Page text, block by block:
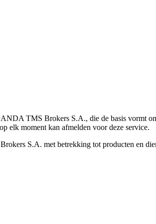
TMS Brokers S.A., die de basis vormt
elk moment kan afmelden voor deze service.
S.A. met betrekking tot producten en